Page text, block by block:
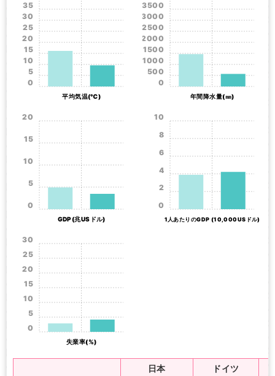
平均気温(℃)
0
5
10
15
20
25
30
35
年間降水量(㎜)
0
500
1000
1500
2000
2500
3000
3500
GDP(兆USドル)
0
5
10
15
20
1人あたりのGDP (10,000USドル)
0
2
4
6
8
10
失業率(%)
0
5
10
15
20
25
30
日本
ドイツ